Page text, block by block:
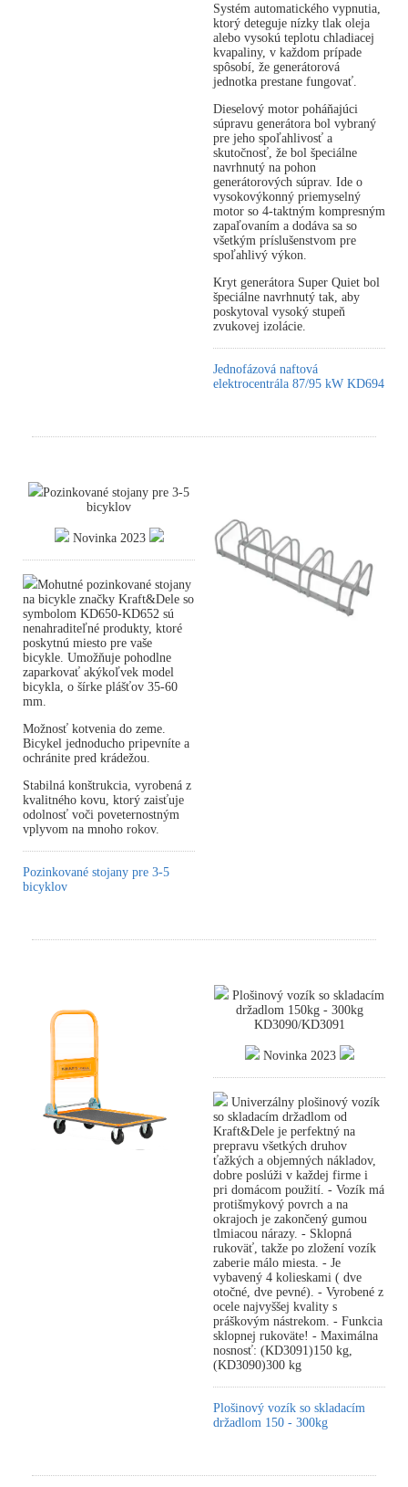
Systém automatického vypnutia,
ktorý deteguje nízky tlak oleja
alebo vysokú teplotu chladiacej
kvapaliny, v každom prípade
spôsobí, že generátorová
jednotka prestane fungovať.
Dieselový motor poháňajúci
súpravu generátora bol vybraný
pre jeho spoľahlivosť a
skutočnosť, že bol špeciálne
navrhnutý na pohon
generátorových súprav. Ide o
vysokovýkonný priemyselný
motor so 4-taktným kompresným
zapaľovaním a dodáva sa so
všetkým príslušenstvom pre
spoľahlivý výkon.
Kryt generátora Super Quiet bol
špeciálne navrhnutý tak, aby
poskytoval vysoký stupeň
zvukovej izolácie.
Jednofázová naftová
elektrocentrála 87/95 kW KD694
Pozinkované stojany pre 3-5
bicyklov
Novinka 2023
Mohutné pozinkované stojany
na bicykle značky Kraft&Dele so
symbolom KD650-KD652 sú
nenahraditeľné produkty, ktoré
poskytnú miesto pre vaše
bicykle. Umožňuje pohodlne
zaparkovať akýkoľvek model
bicykla, o šírke plášťov 35-60
mm.
Možnosť kotvenia do zeme.
Bicykel jednoducho pripevníte a
ochránite pred krádežou.
Stabilná konštrukcia, vyrobená z
kvalitného kovu, ktorý zaisťuje
odolnosť voči poveternostným
vplyvom na mnoho rokov.
Pozinkované stojany pre 3-5
bicyklov
Plošinový vozík so skladacím
držadlom 150kg - 300kg
KD3090/KD3091
Novinka 2023
Univerzálny plošinový vozík
so skladacím držadlom od
Kraft&Dele je perfektný na
prepravu všetkých druhov
ťažkých a objemných nákladov,
dobre poslúži v každej firme i
pri domácom použití. - Vozík má
protišmykový povrch a na
okrajoch je zakončený gumou
tlmiacou nárazy. - Sklopná
rukoväť, takže po zložení vozík
zaberie málo miesta. - Je
vybavený 4 kolieskami ( dve
otočné, dve pevné). - Vyrobené z
ocele najvyššej kvality s
práškovým nástrekom. - Funkcia
sklopnej rukoväte! - Maximálna
nosnosť: (KD3091)150 kg,
(KD3090)300 kg
Plošinový vozík so skladacím
držadlom 150 - 300kg